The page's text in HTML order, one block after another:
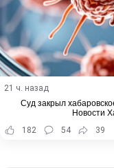
21 ч. назад
Суд закрыл
Новости
182
54 39